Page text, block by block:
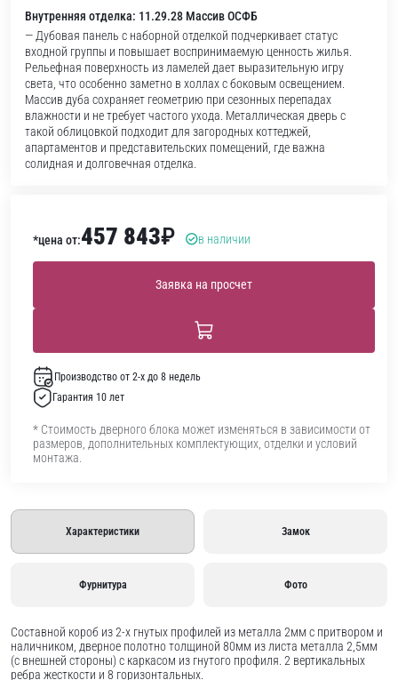
Внутренняя отделка: 11.29.28 Массив ОСФБ
— Дубовая панель с наборной отделкой подчеркивает статус
входной группы и повышает воспринимаемую ценность жилья.
Рельефная поверхность из ламелей дает выразительную игру
света, что особенно заметно в холлах с боковым освещением.
Массив дуба сохраняет геометрию при сезонных перепадах
влажности и не требует частого ухода. Металлическая дверь с
такой облицовкой подходит для загородных коттеджей,
апартаментов и представительских помещений, где важна
солидная и долговечная отделка.
*цена от:457 843₽ в наличии
Заявка на просчет
Производство от 2-х до 8 недель
Гарантия 10 лет
* Стоимость дверного блока может изменяться в зависимости от
размеров, дополнительных комплектующих, отделки и условий
монтажа.
Характеристики Замок
Фурнитура Фото
Составной короб из 2-х гнутых профилей из металла 2мм с притвором и
наличником, дверное полотно толщиной 80мм из листа металла 2,5мм
(с внешней стороны) c каркасом из гнутого профиля. 2 вертикальных
ребра жесткости и 8 горизонтальных.